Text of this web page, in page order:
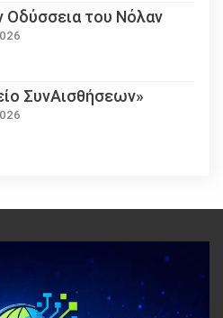
Οδύσσεια του Νόλαν
ΣυνΑισθήσεων»